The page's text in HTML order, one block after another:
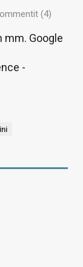
(4)
mm. Google
-